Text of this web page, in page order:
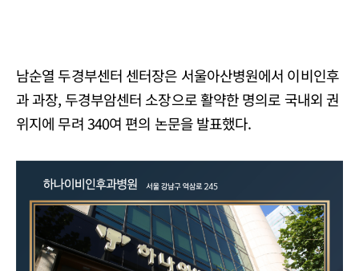
남순열 두경부센터 센터장은 서울아산병원에서 이비인후
과 과장, 두경부암센터 소장으로 활약한 명의로 국내외 권
위지에 무려 340여 편의 논문을 발표했다.